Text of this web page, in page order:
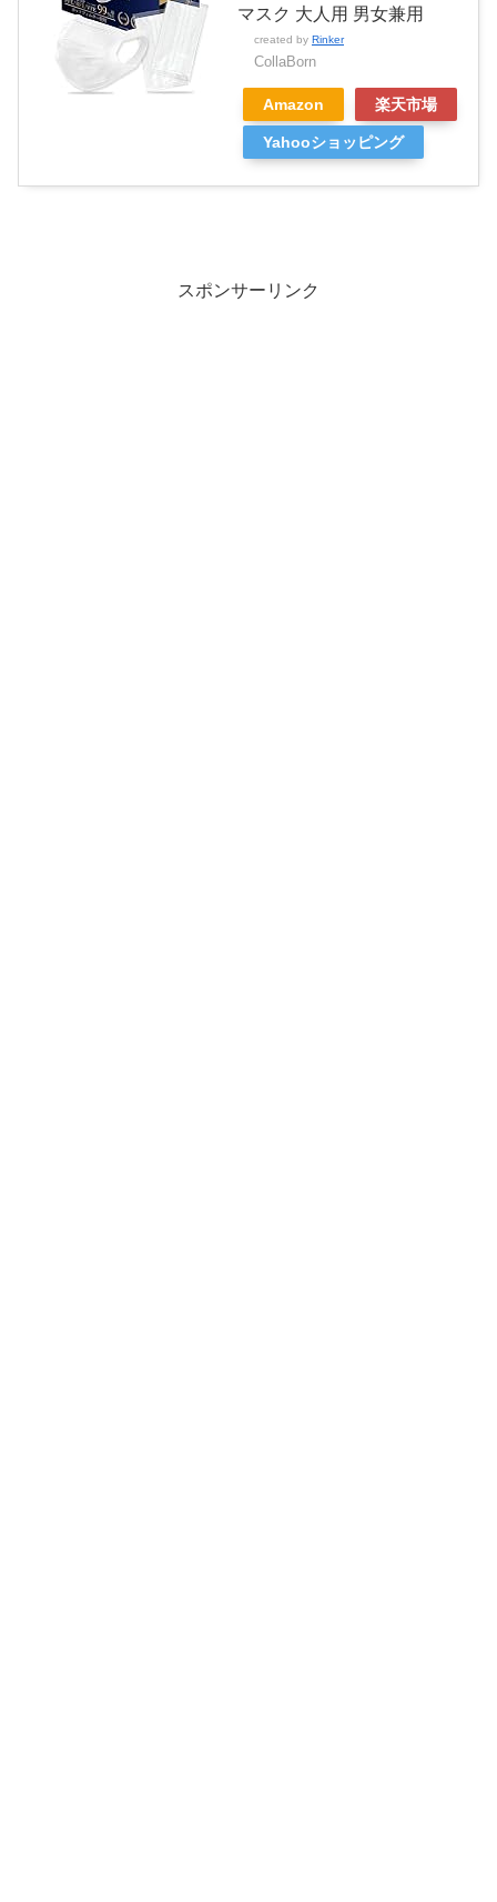
マスク 大人用 男女兼用
created by Rinker
CollaBorn
Amazon 楽天市場
Yahooショッピング
スポンサーリンク